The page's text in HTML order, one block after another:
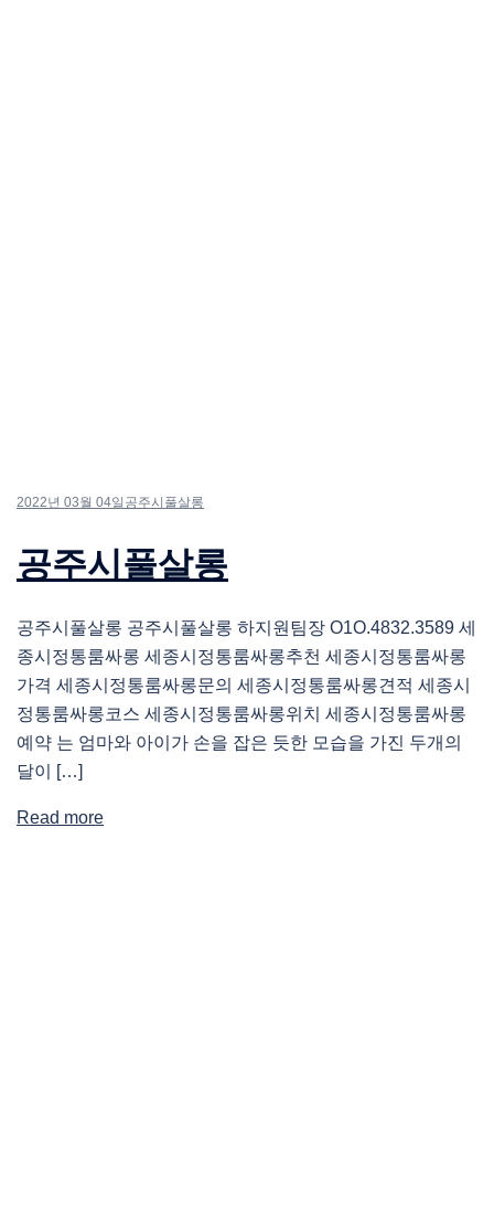
2022년 03월 04일 공주시풀살롱
공주시풀살롱
공주시풀살롱 공주시풀살롱 하지원팀장 O1O.4832.3589 세
종시정통룸싸롱 세종시정통룸싸롱추천 세종시정통룸싸롱
가격 세종시정통룸싸롱문의 세종시정통룸싸롱견적 세종시
정통룸싸롱코스 세종시정통룸싸롱위치 세종시정통룸싸롱
예약 는 엄마와 아이가 손을 잡은 듯한 모습을 가진 두개의
달이 […]
Read more